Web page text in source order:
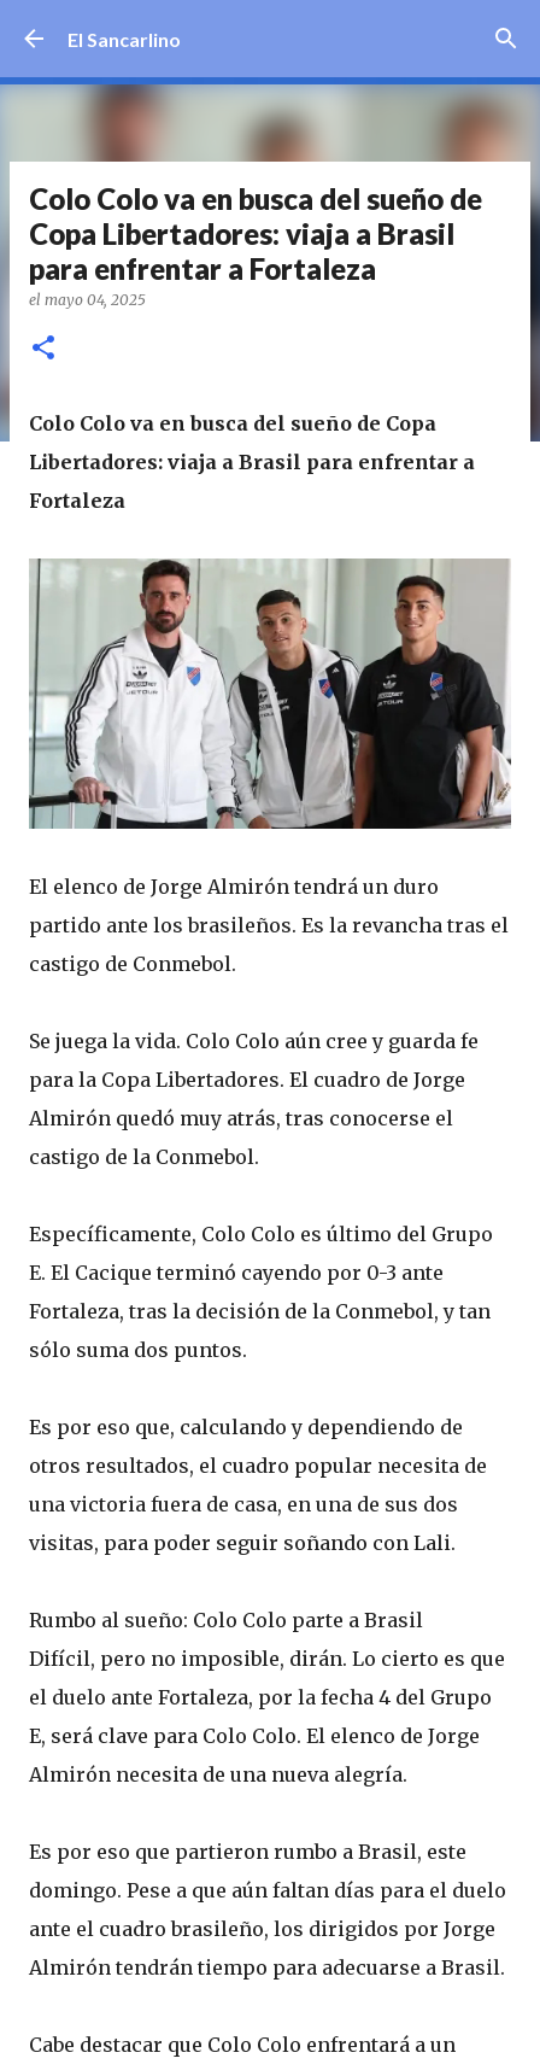
El Sancarlino
Colo Colo va en busca del sueño de
Copa Libertadores: viaja a Brasil
para enfrentar a Fortaleza
el mayo 04, 2025
Colo Colo va en busca del sueño de Copa
Libertadores: viaja a Brasil para enfrentar a
Fortaleza
El elenco de Jorge Almirón tendrá un duro
partido ante los brasileños. Es la revancha tras el
castigo de Conmebol.
Se juega la vida. Colo Colo aún cree y guarda fe
para la Copa Libertadores. El cuadro de Jorge
Almirón quedó muy atrás, tras conocerse el
castigo de la Conmebol.
Específicamente, Colo Colo es último del Grupo
E. El Cacique terminó cayendo por 0-3 ante
Fortaleza, tras la decisión de la Conmebol, y tan
sólo suma dos puntos.
Es por eso que, calculando y dependiendo de
otros resultados, el cuadro popular necesita de
una victoria fuera de casa, en una de sus dos
visitas, para poder seguir soñando con Lali.
Rumbo al sueño: Colo Colo parte a Brasil
Difícil, pero no imposible, dirán. Lo cierto es que
el duelo ante Fortaleza, por la fecha 4 del Grupo
E, será clave para Colo Colo. El elenco de Jorge
Almirón necesita de una nueva alegría.
Es por eso que partieron rumbo a Brasil, este
domingo. Pese a que aún faltan días para el duelo
ante el cuadro brasileño, los dirigidos por Jorge
Almirón tendrán tiempo para adecuarse a Brasil.
Cabe destacar que Colo Colo enfrentará a un